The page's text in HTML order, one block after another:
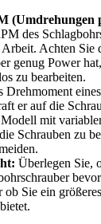
(Umdrehungen
des
Achten Sie
genug Power
zu bearbeiten.
Drehmoment
er auf die
mit
Schrauben zu
Überlegen Sie,
ob Sie ein